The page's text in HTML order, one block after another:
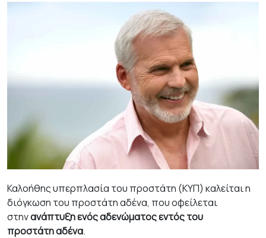
Καλοήθης υπερπλασία του προστάτη (ΚΥΠ) καλείται η
διόγκωση του προστάτη αδένα, που οφείλεται
στηνανάπτυξη ενός αδενώματος εντός του
προστάτηαδένα.